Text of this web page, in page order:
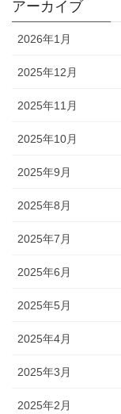
アーカイブ
2026年1月
2025年12月
2025年11月
2025年10月
2025年9月
2025年8月
2025年7月
2025年6月
2025年5月
2025年4月
2025年3月
2025年2月